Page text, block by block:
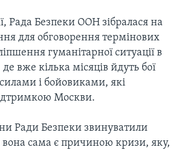
Рада Безпеки ООН зібралася на
для обговорення термінових
гуманітарної ситуації в
вже кілька місяців йдуть бої
і бойовиками, які
Москви.
Ради Безпеки звинуватили
вона сама є причиною кризи, яку,